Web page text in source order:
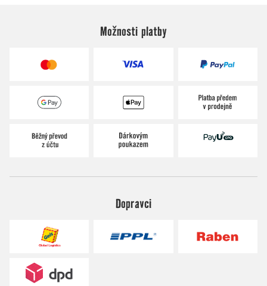
Možnosti platby
Dopravci